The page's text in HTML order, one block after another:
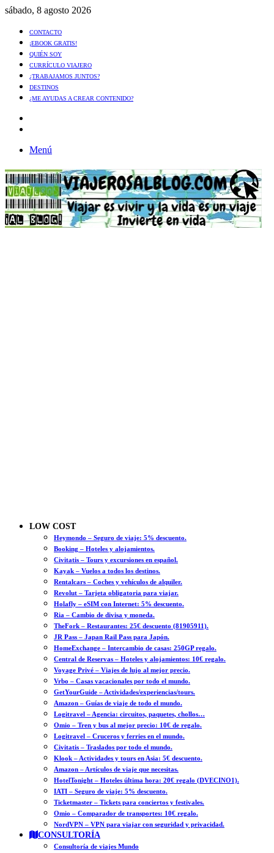
sábado, 8 agosto 2026
CONTACTO
¡EBOOK GRATIS!
QUIÉN SOY
CURRÍCULO VIAJERO
¿TRABAJAMOS JUNTOS?
DESTINOS
¿ME AYUDAS A CREAR CONTENIDO?
Menú
LOW COST
Heymondo – Seguro de viaje: 5% descuento.
Booking – Hoteles y alojamientos.
Civitatis – Tours y excursiones en español.
Kayak – Vuelos a todos los destinos.
Rentalcars – Coches y vehículos de alquiler.
Revolut – Tarjeta obligatoria para viajar.
Holafly – eSIM con Internet: 5% descuento.
Ria – Cambio de divisa y moneda.
TheFork – Restaurantes: 25€ descuento (81905911).
JR Pass – Japan Rail Pass para Japón.
HomeExchange – Intercambio de casas: 250GP regalo.
Central de Reservas – Hoteles y alojamientos: 10€ regalo.
Voyage Privé – Viajes de lujo al mejor precio.
Vrbo – Casas vacacionales por todo el mundo.
GetYourGuide – Actividades/experiencias/tours.
Amazon – Guías de viaje de todo el mundo.
Logitravel – Agencia: circuitos, paquetes, chollos…
Omio – Tren y bus al mejor precio: 10€ de regalo.
Logitravel – Cruceros y ferries en el mundo.
Civitatis – Traslados por todo el mundo.
Klook – Actividades y tours en Asia: 5€ descuento.
Amazon – Artículos de viaje que necesitas.
HotelTonight – Hoteles última hora: 20€ regalo (DVECINO1).
IATI – Seguro de viaje: 5% descuento.
Ticketmaster – Tickets para conciertos y festivales.
Omio – Comparador de transportes: 10€ regalo.
NordVPN – VPN para viajar con seguridad y privacidad.
CONSULTORÍA
Consultoría de viajes Mundo